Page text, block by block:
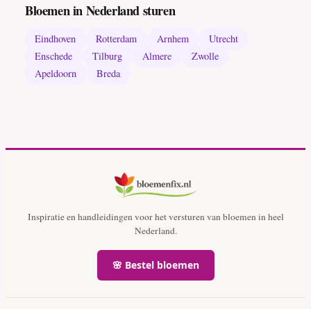
Bloemen in Nederland sturen
Eindhoven Rotterdam Arnhem
Utrecht
Enschede
Tilburg Almere
Zwolle
Apeldoorn
Breda
Inspiratie en handleidingen voor het versturen van bloemen in heel
Nederland.
🌸 Bestel bloemen